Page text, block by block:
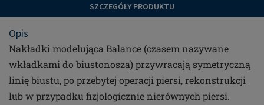
SZCZEGÓŁY PRODUKTU
Opis
Nakładki modelująca Balance (czasem nazywane
wkładkami do biustonosza) przywracają symetryczną
linię biustu, po przebytej operacji piersi, rekonstrukcji
lub w przypadku fizjologicznie nierównych piersi.